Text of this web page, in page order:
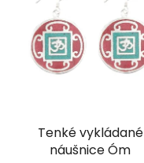
Tenké vykládané
náušnice Óm